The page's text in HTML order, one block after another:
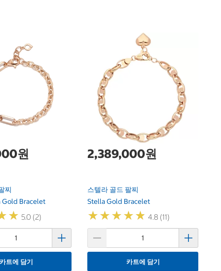
원
찌
Gold Bracelet
★
★ 5.0 (2)
트에 담기
2,389,000원
스텔라 골드 팔찌
Stella Gold Bracelet
★★★★★
★★★★★ 4.8 (11)
카트에 담기